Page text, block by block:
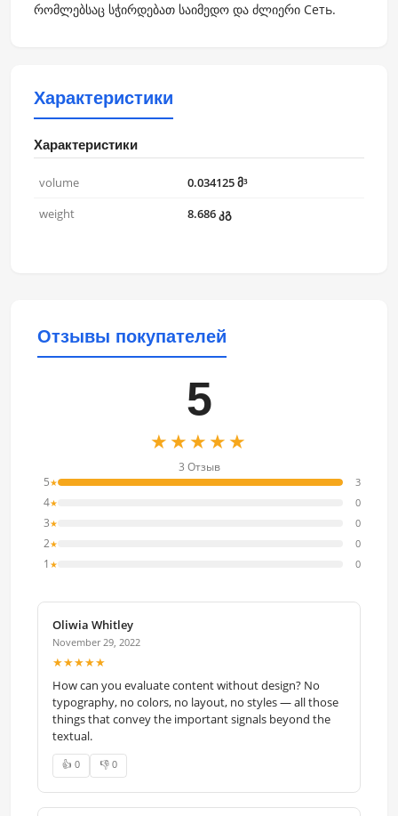
რომლებსაც სჭირდებათ საიმედო და ძლიერი Сеть.
Характеристики
Характеристики
volume
0.034125 მ³
weight
8.686 კგ
Отзывы покупателей
5
★★★★★
3 Отзыв
5★ 3
4★ 0
3★ 0
2★ 0
1 ★ 0
Oliwia Whitley
November 29, 2022
★★★★★
How can you evaluate content without design? No
typography, no colors, no layout, no styles — all those
things that convey the important signals beyond the
textual.
👍 0 👎 0